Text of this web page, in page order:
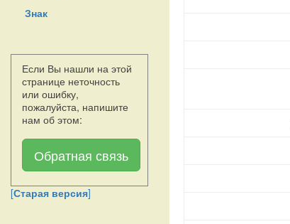
Знак
Если Вы нашли на этой
странице неточность
или ошибку,
пожалуйста, напишите
нам об этом:
Обратная связь
[Старая версия]